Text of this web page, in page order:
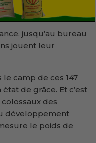
jusqu’au bureau
jouent leur
camp de ces 147
de grâce. Et c’est
des
développement
le poids de